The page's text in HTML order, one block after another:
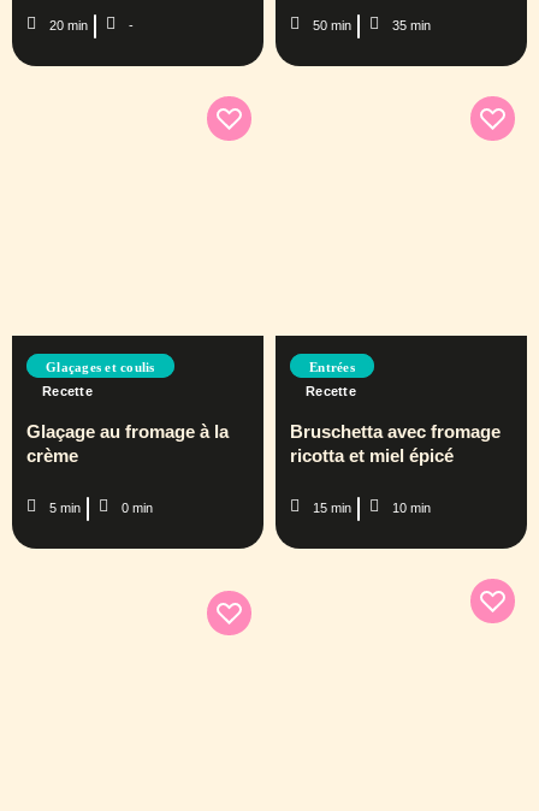
20 min - 50 min 35 min
Glaçages et coulis
Recette
Glaçage au fromage à la
crème
5 min 0 min
Entrées
Recette
Bruschetta avec fromage
ricotta et miel épicé
15 min 10 min